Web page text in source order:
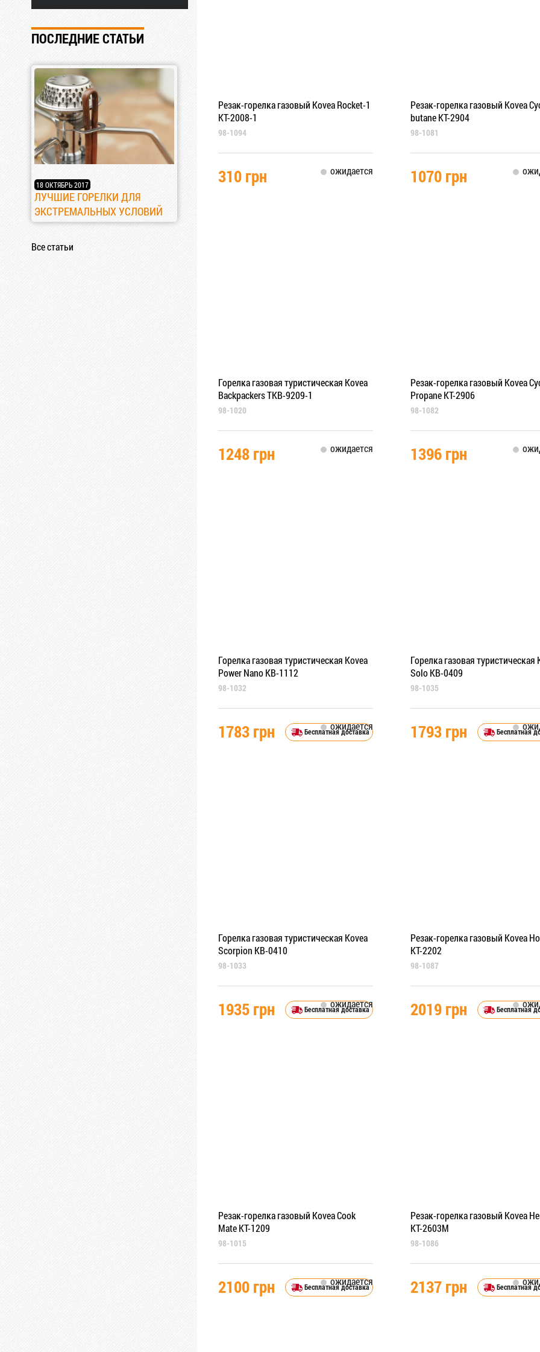
ПОСЛЕДНИЕ СТАТЬИ
18 ОКТЯБРЬ 2017
ЛУЧШИЕ ГОРЕЛКИ ДЛЯ
ЭКСТРЕМАЛЬНЫХ УСЛОВИЙ
Все статьи
Резак-горелка газовый Kovea Rocket-1
KT-2008-1
98-1094
310 грн ожидается
Резак-горелка газовый Kovea
butane KT-2904
98-1081
1070 грн
Горелка газовая туристическая Kovea
Backpackers TKB-9209-1
98-1020
1248 грн ожидается
Резак-горелка газовый Kovea
Propane KT-2906
98-1082
1396 грн
Горелка газовая туристическая Kovea
Power Nano KB-1112
98-1032
1783 грн ожидается
Бесплатная доставка
Горелка газовая туристическая
Solo KB-0409
98-1035
1793 грн Бесплатная
Горелка газовая туристическая Kovea
Scorpion KB-0410
98-1033
1935 грн ожидается
Бесплатная доставка
Резак-горелка газовый Kovea
KT-2202
98-1087
2019 грн Бесплатная
Резак-горелка газовый Kovea Cook
Mate KT-1209
98-1015
2100 грн ожидается
Бесплатная доставка
Резак-горелка газовый Kovea
KT-2603M
98-1086
2137 грн Бесплатная